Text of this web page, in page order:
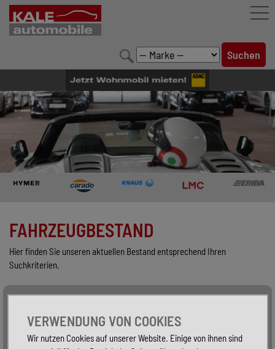
FAHRZEUGBESTAND
LEISTUNGEN
KONFIGURATOR
MARKENWELT
UNTERNEHMEN
FAHRZEUGBESTAND
Hier finden Sie unseren aktuellen Bestand entsprechend Ihren
Suchkriterien.
Alle Fahrzeuge
VERWENDUNG VON COOKIES
Wir nutzen Cookies auf unserer Website. Einige von ihnen sind